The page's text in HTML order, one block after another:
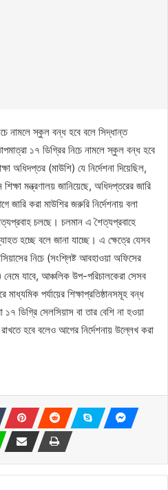
নামলে স্কুল বন্ধ হবে বলে সিদ্ধান্ত
১৭ ডিগ্রির নিচে নামলে স্কুল বন্ধ হবে
অধিদপ্তর (মাউশি) যে নির্দেশনা দিয়েছিল,
মন্ত্রণালয় জানিয়েছে, অধিদপ্তরের জারি
করা মাউশির জরুরি নির্দেশনায় বলা
চলছে। চলমান এ শৈত্যপ্রবাহে
ব্যাহত হচ্ছে বলে জানা যাচ্ছে। এ ক্ষেত্রে যেসব
নিচে (সংশ্লিষ্ট আবহাওয়া অফিসের
যাবে, আঞ্চলিক উপ-পরিচালকেরা সেসব
মাধ্যমিক পর্যায়ের শিক্ষাপ্রতিষ্ঠানসমূহ বন্ধ
১৭ ডিগ্রি সেলসিয়াস বা তার বেশি না হওয়া
হবে বলেও আগের নির্দেশনায় উল্লেখ করা